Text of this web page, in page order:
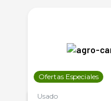
Ofertas Especiales
Usado